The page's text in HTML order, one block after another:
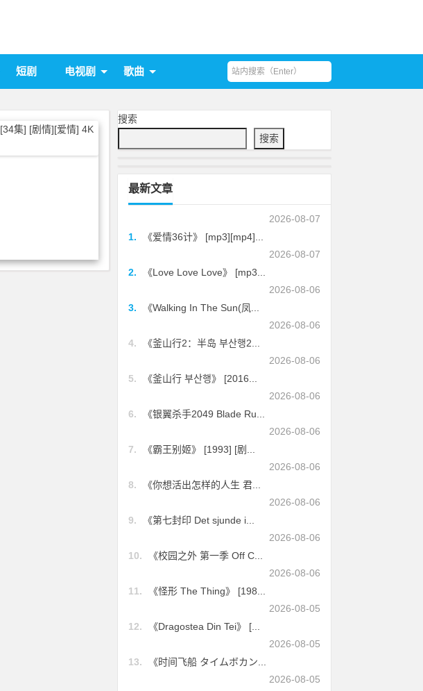
短剧 电视剧 歌曲
搜索
搜索
最新文章
2026-08-07
1.
《爱情36计》 [mp3][mp4]...
2026-08-07
2.
《Love Love Love》 [mp3...
2026-08-06
3.
《Walking In The Sun(凤...
2026-08-06
4.
《釜山行2：半岛 부산행2...
2026-08-06
5.
《釜山行 부산행》 [2016...
2026-08-06
6.
《银翼杀手2049 Blade Ru...
2026-08-06
7.
《霸王别姬》 [1993] [剧...
2026-08-06
8.
《你想活出怎样的人生 君...
2026-08-06
9.
《第七封印 Det sjunde i...
2026-08-06
10.
《校园之外 第一季 Off C...
2026-08-06
11.
《怪形 The Thing》 [198...
2026-08-05
12.
《Dragostea Din Tei》 [...
2026-08-05
13.
《时间飞船 タイムボカン...
2026-08-05